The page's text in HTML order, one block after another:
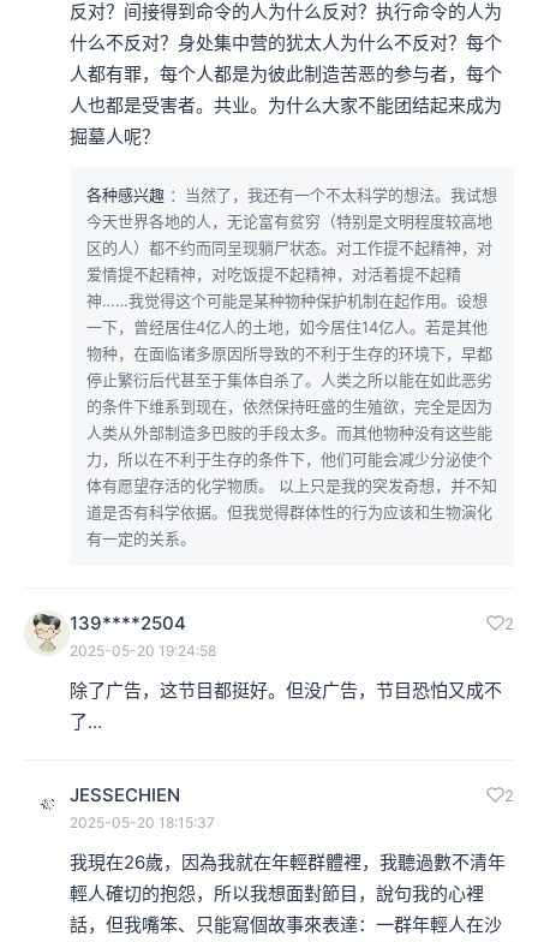
反对？间接得到命令的人为什么反对？执行命令的人为
什么不反对？身处集中营的犹太人为什么不反对？每个
人都有罪，每个人都是为彼此制造苦恶的参与者，每个
人也都是受害者。共业。为什么大家不能团结起来成为
掘墓人呢？
各种感兴趣 ：当然了，我还有一个不太科学的想法。我试想
今天世界各地的人，无论富有贫穷（特别是文明程度较高地
区的人）都不约而同呈现躺尸状态。对工作提不起精神，对
爱情提不起精神，对吃饭提不起精神，对活着提不起精
神……我觉得这个可能是某种物种保护机制在起作用。设想
一下，曾经居住4亿人的土地，如今居住14亿人。若是其他
物种，在面临诸多原因所导致的不利于生存的环境下，早都
停止繁衍后代甚至于集体自杀了。人类之所以能在如此恶劣
的条件下维系到现在，依然保持旺盛的生殖欲，完全是因为
人类从外部制造多巴胺的手段太多。而其他物种没有这些能
力，所以在不利于生存的条件下，他们可能会减少分泌使个
体有愿望存活的化学物质。 以上只是我的突发奇想，并不知
道是否有科学依据。但我觉得群体性的行为应该和生物演化
有一定的关系。
139****2504 2
2025-05-20 19:24:58
除了广告，这节目都挺好。但没广告，节目恐怕又成不
了…
JESSECHIEN 2
2025-05-20 18:15:37
我現在26歲，因為我就在年輕群體裡，我聽過數不清年
輕人確切的抱怨，所以我想面對節目，說句我的心裡
話，但我嘴笨、只能寫個故事來表達：一群年輕人在沙